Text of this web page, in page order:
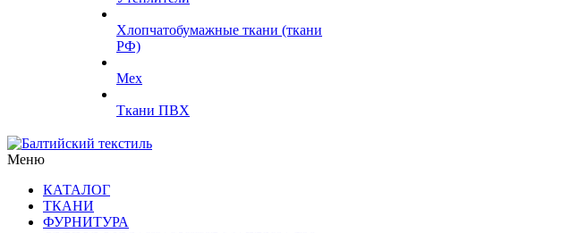
Хлопчатобумажные ткани (ткани
РФ)
Мех
Ткани ПВХ
Меню
КАТАЛОГ
ТКАНИ
ФУРНИТУРА